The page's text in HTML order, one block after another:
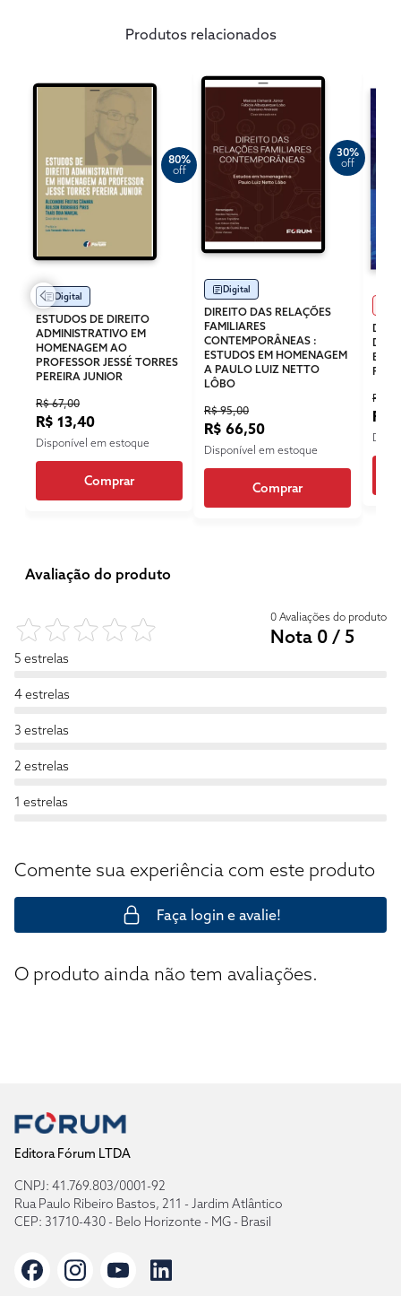
Produtos relacionados
80%
off
Digital
ESTUDOS DE DIREITO
ADMINISTRATIVO EM
HOMENAGEM AO
PROFESSOR JESSÉ TORRES
PEREIRA JUNIOR
R$ 67,00
R$ 13,40
Disponível em estoque
Comprar
30%
off
Digital
DIREITO DAS RELAÇÕES
FAMILIARES
CONTEMPORÂNEAS :
ESTUDOS EM HOMENAGEM
A PAULO LUIZ NETTO
LÔBO
R$ 95,00
R$ 66,50
Disponível em estoque
Comprar
R$
R$
Avaliação do produto
0 Avaliações do produto
Nota 0 / 5
5 estrelas
4 estrelas
3 estrelas
2 estrelas
1 estrelas
Comente sua experiência com este produto
Faça login e avalie!
O produto ainda não tem avaliações.
Editora Fórum LTDA
CNPJ: 41.769.803/0001-92
Rua Paulo Ribeiro Bastos, 211 - Jardim Atlântico
CEP: 31710-430 - Belo Horizonte - MG - Brasil